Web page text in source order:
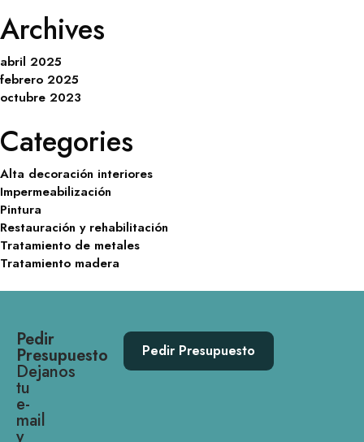
Archives
abril 2025
febrero 2025
octubre 2023
Categories
Alta decoración interiores
Impermeabilización
Pintura
Restauración y rehabilitación
Tratamiento de metales
Tratamiento madera
Pedir
Presupuesto
Dejanos
tu
e-
mail
y
Pedir Presupuesto